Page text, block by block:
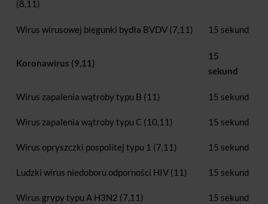
(8,11)
Wirus wirusowej biegunki bydła BVDV (7,11) 15 sekund
Koronawirus (9,11)
15
sekund
Wirus zapalenia wątroby typu B (11) 15 sekund
Wirus zapalenia wątroby typu C (10,11) 15 sekund
Wirus opryszczki pospolitej typu 1 (7,11) 15 sekund
Ludzki wirus niedoboru odporności HIV (11) 15 sekund
Wirus grypy typu A H3N2 (7,11) 15 sekund